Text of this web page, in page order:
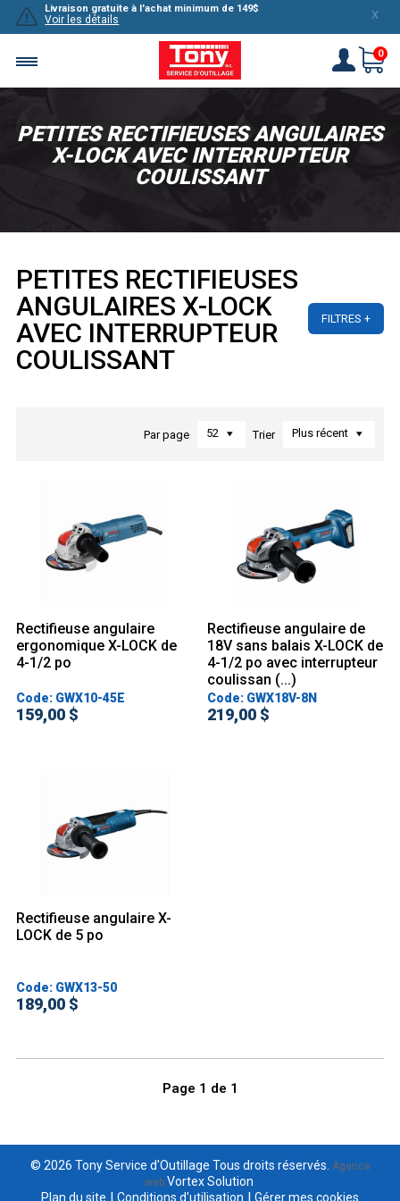
Livraison gratuite à l'achat minimum de 149$
Voir les détails X
0
PETITES RECTIFIEUSES ANGULAIRES
X-LOCK AVEC INTERRUPTEUR
COULISSANT
PETITES RECTIFIEUSES
ANGULAIRES X-LOCK
AVEC INTERRUPTEUR
COULISSANT
FILTRES
Par page 52 Trier Plus récent
Rectifieuse angulaire
ergonomique X-LOCK de
4-1/2 po
Code: GWX10-45E
159,00 $
Rectifieuse angulaire de
18V sans balais X-LOCK de
4-1/2 po avec interrupteur
coulissan (...)
Code: GWX18V-8N
219,00 $
Rectifieuse angulaire X-
LOCK de 5 po
Code: GWX13-50
189,00 $
Page 1 de 1
© 2026 Tony Service d'Outillage Tous droits réservés. Agence
web Vortex Solution.
Plan du site | Conditions d'utilisation | Gérer mes cookies